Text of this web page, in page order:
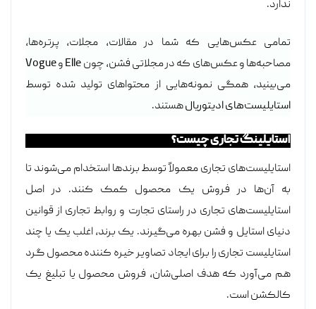
ندارد.
تمامی عکس‌هایی که شما در مقالات، مجلات، پرتره‌ها،
مصاحبه‌ها و عکس‌های که در مجلاتی فشن، چونElleوVogue
می‌بینید، همگی نمونه‌هایی از محتوا‌های تولید شده توسط
استایلیست‌های ادیتوریالهستند.
استایلینگ تجاری چیست؟
استایلیست‌های تجاری معمولاً توسط برندها استخدام می‌شوند تا
به آن‌ها در فروش یک محصول کمک کنند. در اصل
استایلیست‌های تجاری در راستای تجارت و روابط تجاری از قوانین
دنیای استایل و فشن بهره می‌گیرند. یک برند، اغلب یک یا چند
استایلیست تجاری را برای ایجاد تصاویر خیره کننده محصول گرد
هم می‌آورد که هدف اصلی‌شان، فروش محصول یا تبلیغ یک
کالکشن است.